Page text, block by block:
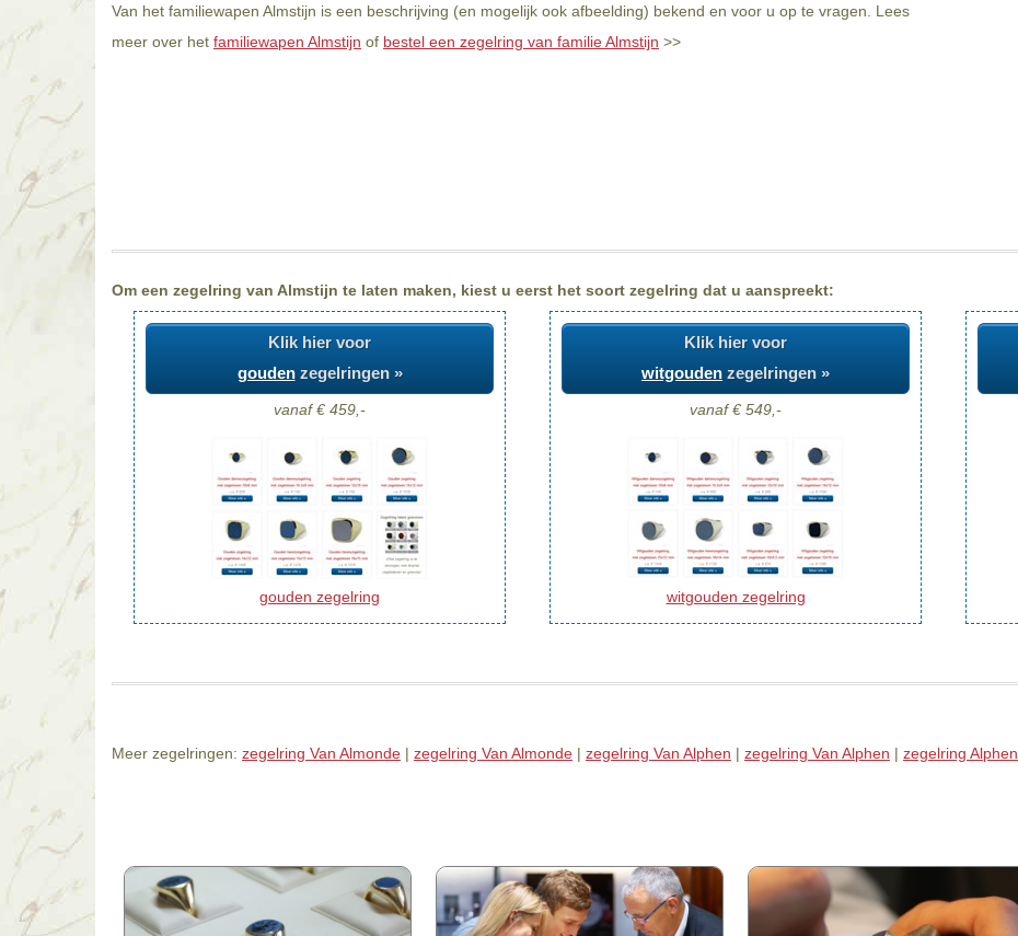
Van het familiewapen Almstijn is een beschrijving (en mogelijk ook afbeelding) bekend en voor u op te vragen. Lees
meer over het familiewapen Almstijn of bestel een zegelring van familie Almstijn >>
Om een zegelring van Almstijn te laten maken, kiest u eerst het soort zegelring dat u aanspreekt:
Klik hier voor
goudenzegelringen »
vanaf € 459,-
gouden zegelring
Klik hier voor
witgouden zegelringen »
vanaf € 549,-
witgouden zegelring
Meer zegelringen: zegelring Van Almonde | zegelring Van Almonde | zegelring Van Alphen | zegelring Van Alphen | zegelring Alphen